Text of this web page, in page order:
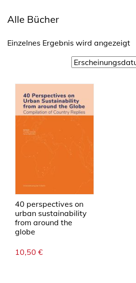
Alle Bücher
Einzelnes Ergebnis wird angezeigt
40 perspectives on
urban sustainability
from around the
globe
10,50 €